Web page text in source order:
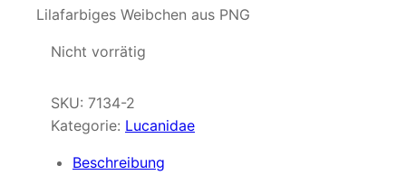
Lilafarbiges Weibchen aus PNG
Nicht vorrätig
SKU: 7134-2
Kategorie: Lucanidae
Beschreibung